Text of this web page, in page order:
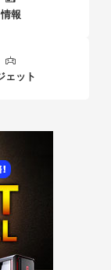
情報
ェット